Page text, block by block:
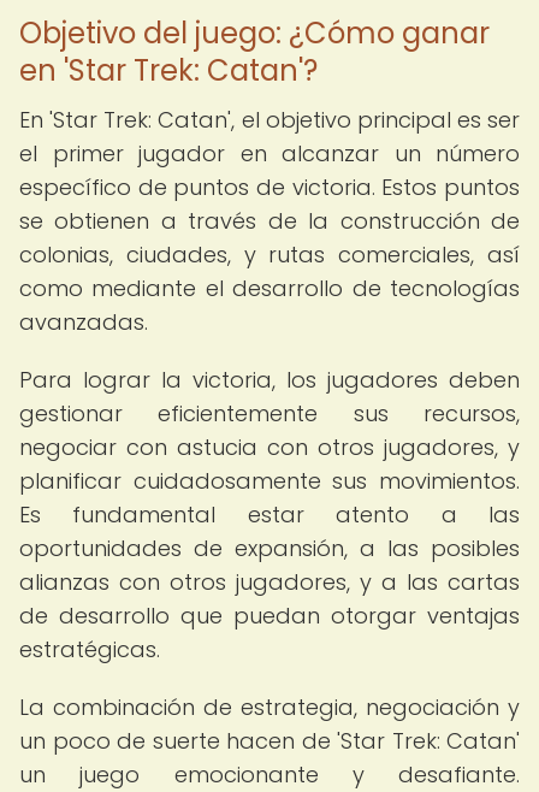
Objetivo del juego: ¿Cómo ganar
en 'Star Trek: Catan'?
En 'Star Trek: Catan', el objetivo principal es ser
el primer jugador en alcanzar un número
específico de puntos de victoria. Estos puntos
se obtienen a través de la construcción de
colonias, ciudades, y rutas comerciales, así
como mediante el desarrollo de tecnologías
avanzadas.
Para lograr la victoria, los jugadores deben
gestionar eficientemente sus recursos,
negociar con astucia con otros jugadores, y
planificar cuidadosamente sus movimientos.
Es fundamental estar atento a las
oportunidades de expansión, a las posibles
alianzas con otros jugadores, y a las cartas
de desarrollo que puedan otorgar ventajas
estratégicas.
La combinación de estrategia, negociación y
un poco de suerte hacen de 'Star Trek: Catan'
un juego emocionante y desafiante.